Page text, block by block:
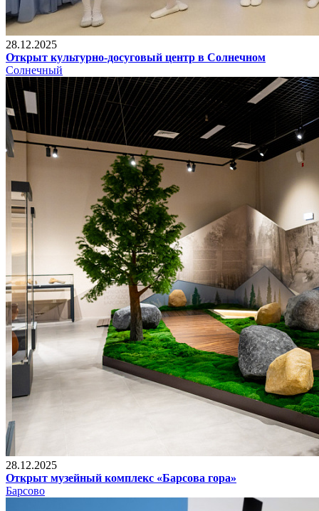
28.12.2025
Открыт культурно-досуговый центр в Солнечном
Солнечный
28.12.2025
Открыт музейный комплекс «Барсова гора»
Барсово